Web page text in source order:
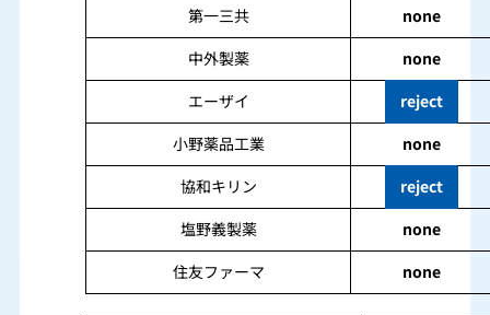
第一三共
none
中外製薬
none
エーザイ
reject
小野薬品工業
none
協和キリン
reject
塩野義製薬
none
住友ファーマ
none